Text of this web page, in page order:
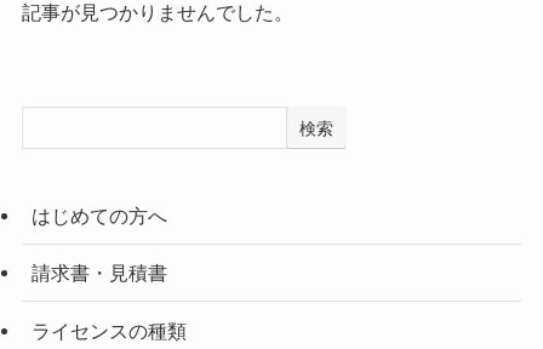
記事が見つかりませんでした。
検索
はじめての方へ
請求書・見積書
ライセンスの種類